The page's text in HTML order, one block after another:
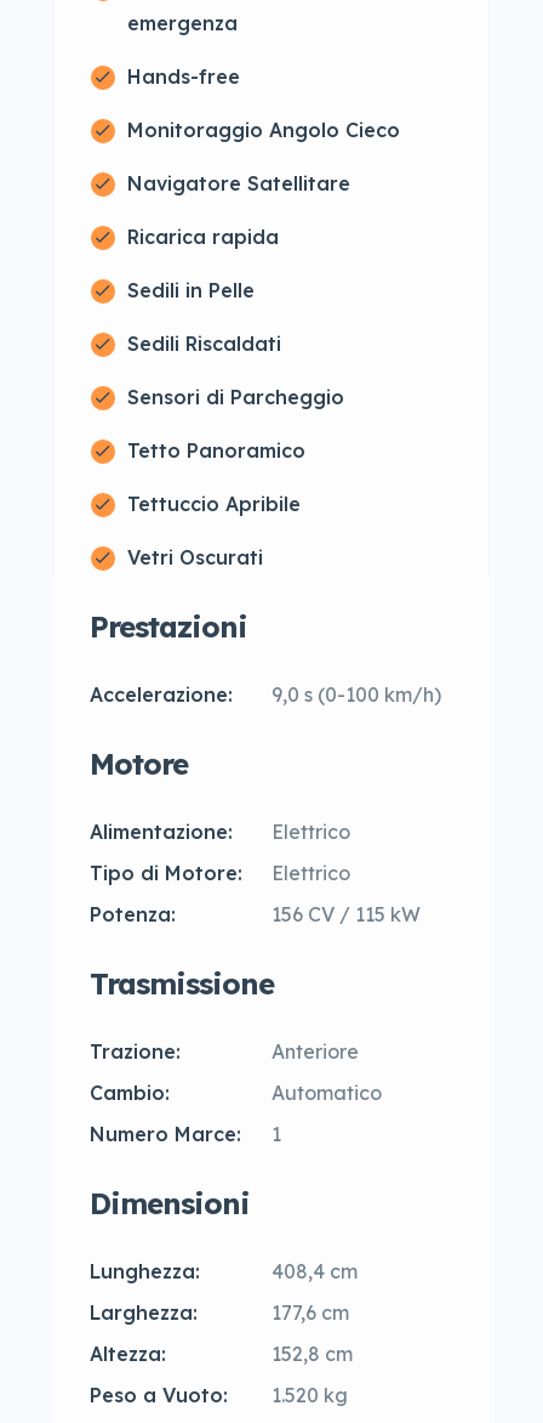
emergenza
Hands-free
Monitoraggio Angolo Cieco
Navigatore Satellitare
Ricarica rapida
Sedili in Pelle
Sedili Riscaldati
Sensori di Parcheggio
Tetto Panoramico
Tettuccio Apribile
Vetri Oscurati
Prestazioni
Accelerazione: 9,0 s (0-100 km/h)
Motore
Alimentazione:
Elettrico
Tipo di Motore:
Elettrico
Potenza:
156 CV / 115 kW
Trasmissione
Trazione:
Anteriore
Cambio:
Automatico
Numero Marce:
1
Dimensioni
Lunghezza:
408,4 cm
Larghezza:
177,6 cm
Altezza:
152,8 cm
Peso a Vuoto:
1.520 kg